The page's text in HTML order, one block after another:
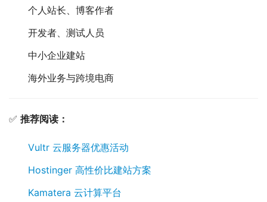
个人站长、博客作者
开发者、测试人员
中小企业建站
海外业务与跨境电商
✅ 推荐阅读：
Vultr 云服务器优惠活动
Hostinger 高性价比建站方案
Kamatera 云计算平台